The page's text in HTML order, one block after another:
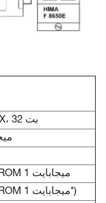
إنتل 386EX، 32 بت
25
فلاش-EPROM 1 ميجابايت
فلاش-EPROM 1 ميجابايت*)